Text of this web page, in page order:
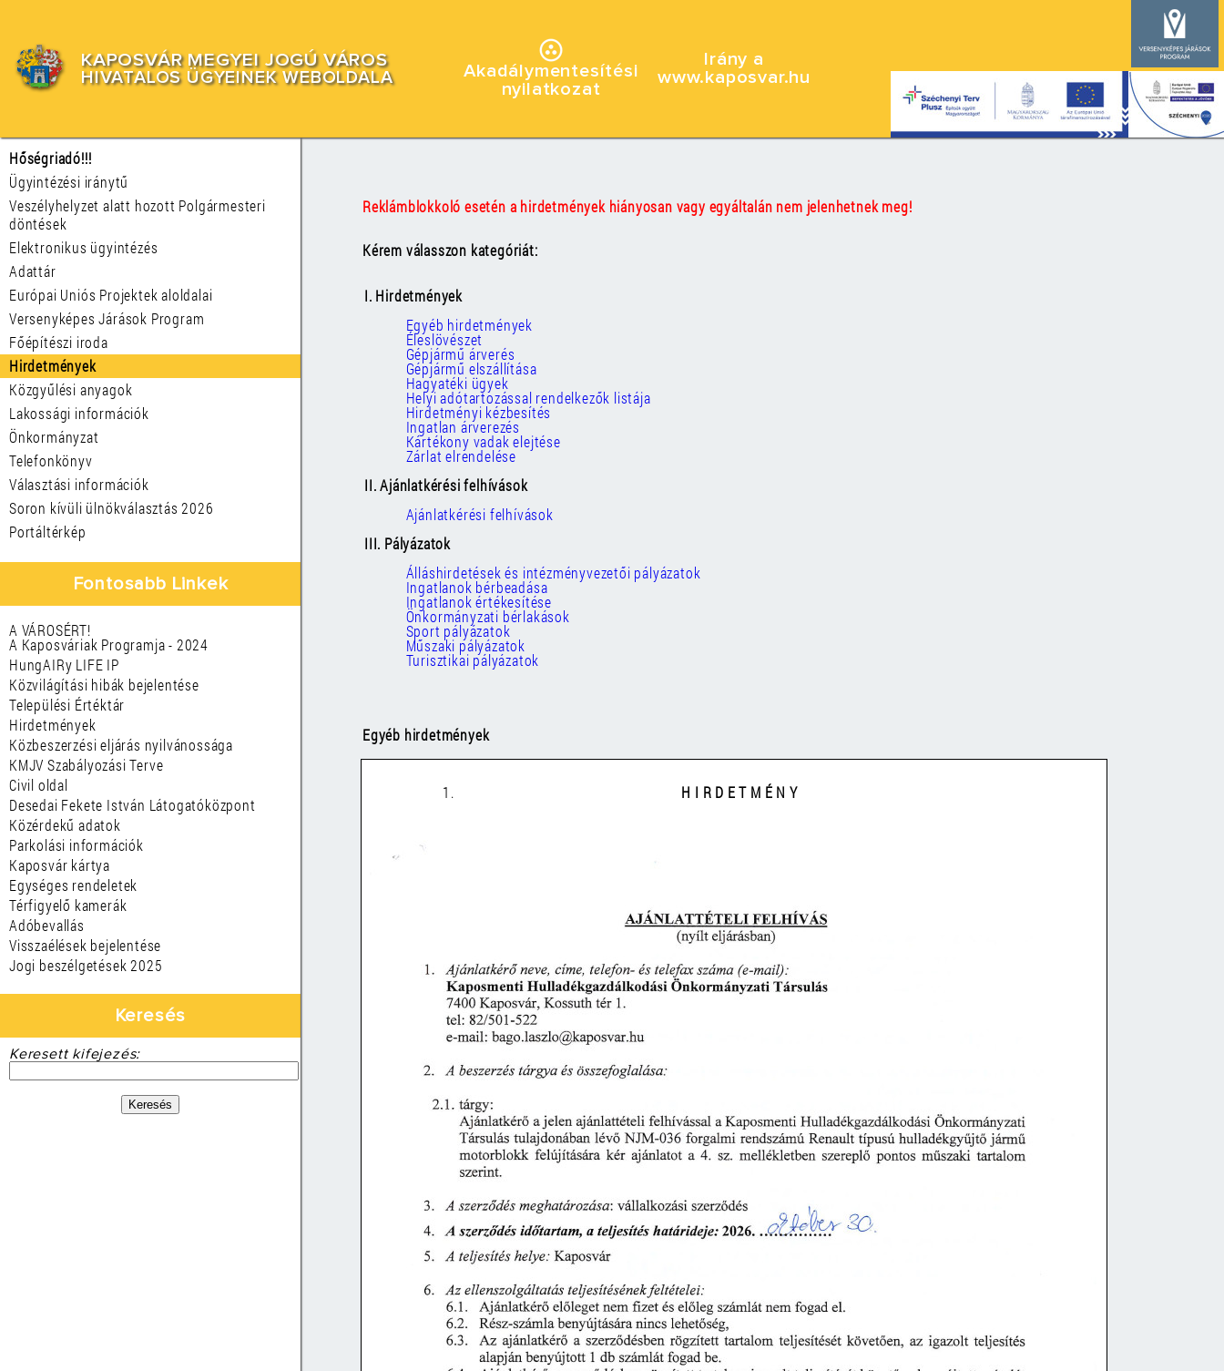
KAPOSVÁR MEGYEI JOGÚ VÁROS
HIVATALOS ÜGYEINEK WEBOLDALA
Akadálymentesítési
nyilatkozat
Irány a
www.kaposvar.hu
Hőségriadó!!!
Ügyintézési iránytű
Veszélyhelyzet alatt hozott Polgármesteri
döntések
Elektronikus ügyintézés
Adattár
Európai Uniós Projektek aloldalai
Versenyképes Járások Program
Főépítészi iroda
Hirdetmények
Közgyűlési anyagok
Lakossági információk
Önkormányzat
Telefonkönyv
Választási információk
Soron kívüli ülnökválasztás 2026
Portáltérkép
Fontosabb Linkek
A VÁROSÉRT!
A Kaposváriak Programja - 2024
HungAIRy LIFE IP
Közvilágítási hibák bejelentése
Települési Értéktár
Hirdetmények
Közbeszerzési eljárás nyilvánossága
KMJV Szabályozási Terve
Civil oldal
Desedai Fekete István Látogatóközpont
Közérdekű adatok
Parkolási információk
Kaposvár kártya
Egységes rendeletek
Térfigyelő kamerák
Adóbevallás
Visszaélések bejelentése
Jogi beszélgetések 2025
Keresés
Keresett kifejezés:
Reklámblokkoló esetén a hirdetmények hiányosan vagy egyáltalán nem jelenhetnek meg!
Kérem válasszon kategóriát:
I. Hirdetmények
Egyéb hirdetmények
Éleslövészet
Gépjármű árverés
Gépjármű elszállítása
Hagyatéki ügyek
Helyi adótartozással rendelkezők listája
Hirdetményi kézbesítés
Ingatlan árverezés
Kártékony vadak elejtése
Zárlat elrendelése
II. Ajánlatkérési felhívások
Ajánlatkérési felhívások
III. Pályázatok
Álláshirdetések és intézményvezetői pályázatok
Ingatlanok bérbeadása
Ingatlanok értékesítése
Önkormányzati bérlakások
Sport pályázatok
Műszaki pályázatok
Turisztikai pályázatok
Egyéb hirdetmények
1. H I R D E T M É N Y